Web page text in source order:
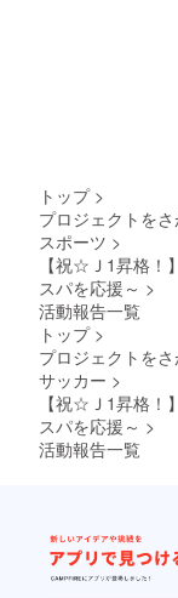
トップ >
プロジェクトを
スポーツ >
【祝☆Ｊ1昇格！
スパを応援～ >
活動報告一覧
トップ >
プロジェクトを
サッカー >
【祝☆Ｊ1昇格！
スパを応援～ >
活動報告一覧